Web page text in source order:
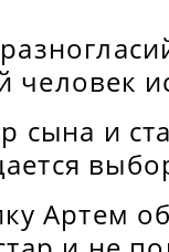
сына и
Артем